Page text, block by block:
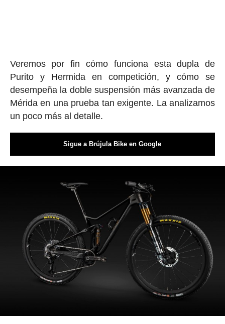
Veremos por fin cómo funciona esta dupla de
Purito y Hermida en competición, y cómo se
desempeña la doble suspensión más avanzada de
Mérida en una prueba tan exigente. La analizamos
un poco más al detalle.
Sigue a Brújula Bike en Google